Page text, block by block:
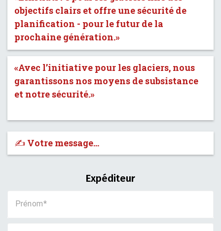
objectifs clairs et offre une sécurité de
planification - pour le futur de la
prochaine génération.»
«Avec l’initiative pour les glaciers, nous
garantissons nos moyens de subsistance
et notre sécurité.»
✍️ Votre message…
Expéditeur
Prénom